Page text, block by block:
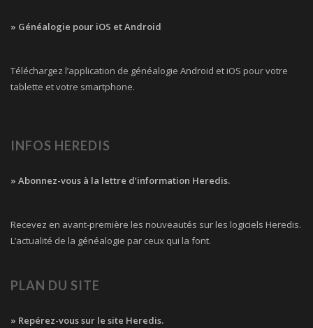
» Généalogie pour iOS et Android
Téléchargez l’application de généalogie Android et iOS pour votre
tablette et votre smartphone.
INFOS HEREDIS
» Abonnez-vous à la lettre d’information Heredis.
Recevez en avant-première les nouveautés sur les logiciels Heredis.
L’actualité de la généalogie par ceux qui la font.
PLAN DU SITE
» Repérez-vous sur le site Heredis.